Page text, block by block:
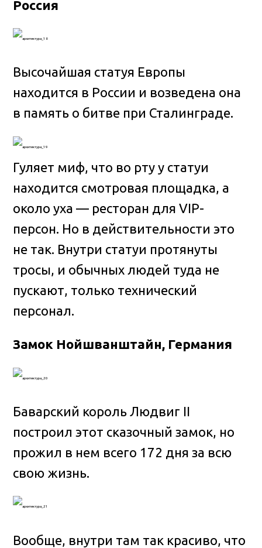
Россия
Высочайшая статуя Европы
находится в России и возведена она
в память о битве при Сталинграде.
Гуляет миф, что во рту у статуи
находится смотровая площадка, а
около уха — ресторан для VIP-
персон. Но в действительности это
не так. Внутри статуи протянуты
тросы, и обычных людей туда не
пускают, только технический
персонал.
Замок Нойшванштайн, Германия
Баварский король Людвиг II
построил этот сказочный замок, но
прожил в нем всего 172 дня за всю
свою жизнь.
Вообще, внутри там так красиво, что